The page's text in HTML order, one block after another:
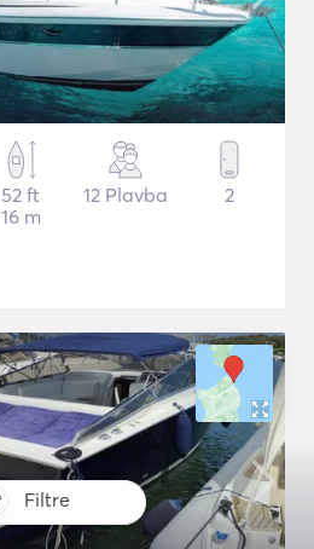
Filtre
52 ft
16 m
12 Plavba 2